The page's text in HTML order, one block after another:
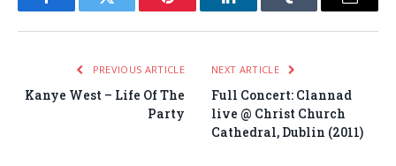
FacebookTwitter Pinterest LinkedInTumblr Email
PREVIOUS ARTICLE
Kanye West – Life Of The
Party
NEXT ARTICLE
Full Concert: Clannad
live @ Christ Church
Cathedral, Dublin (2011)